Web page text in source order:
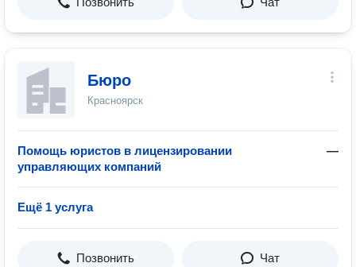
Бюро
Красноярск
Помощь юристов в лицензировании
управляющих компаний
—
Ещё 1 услуга
Позвонить Чат